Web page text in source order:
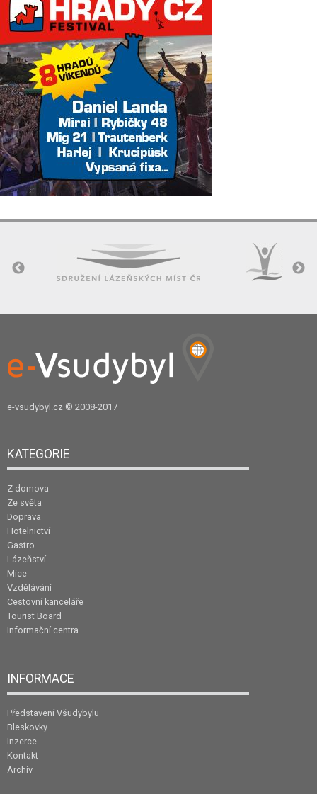
e-vsudybyl.cz © 2008-2017
KATEGORIE
Z domova
Ze světa
Doprava
Hotelnictví
Gastro
Lázeňství
Mice
Vzdělávání
Cestovní kanceláře
Tourist Board
Informační centra
INFORMACE
Představení Všudybylu
Bleskovky
Inzerce
Kontakt
Archiv